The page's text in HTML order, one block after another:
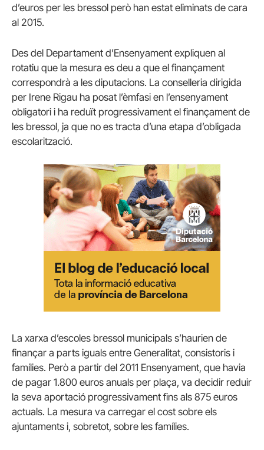
d’euros per les bressol però han estat eliminats de cara
al 2015.
Des del Departament d’Ensenyament expliquen al
rotatiu que la mesura es deu a que el finançament
correspondrà a les diputacions. La conselleria dirigida
per Irene Rigau ha posat l’èmfasi en l’ensenyament
obligatori i ha reduït progressivament el finançament de
les bressol, ja que no es tracta d’una etapa d’obligada
escolarització.
La xarxa d’escoles bressol municipals s’haurien de
finançar a parts iguals entre Generalitat, consistoris i
famílies. Però a partir del 2011 Ensenyament, que havia
de pagar 1.800 euros anuals per plaça, va decidir reduir
la seva aportació progressivament fins als 875 euros
actuals. La mesura va carregar el cost sobre els
ajuntaments i, sobretot, sobre les famílies.